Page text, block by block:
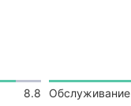
8.8 Обслуживание